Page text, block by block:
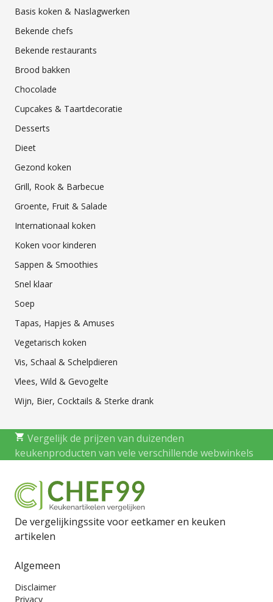
Basis koken & Naslagwerken
Bekende chefs
Bekende restaurants
Brood bakken
Chocolade
Cupcakes & Taartdecoratie
Desserts
Dieet
Gezond koken
Grill, Rook & Barbecue
Groente, Fruit & Salade
Internationaal koken
Koken voor kinderen
Sappen & Smoothies
Snel klaar
Soep
Tapas, Hapjes & Amuses
Vegetarisch koken
Vis, Schaal & Schelpdieren
Vlees, Wild & Gevogelte
Wijn, Bier, Cocktails & Sterke drank
Vergelijk de prijzen van duizenden
keukenproducten van vele verschillende webwinkels
De vergelijkingssite voor eetkamer en keuken
artikelen
Algemeen
Disclaimer
Privacy